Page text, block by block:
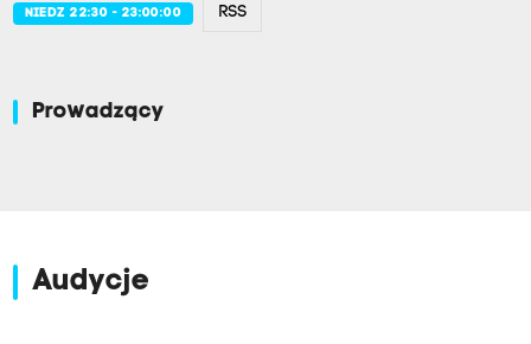
NIEDZ 22:30 - 23:00:00 RSS
Prowadzący
Audycje